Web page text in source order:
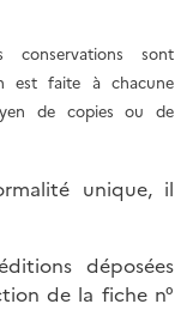
sont
est faite à chacune
de copies ou de
unique, il
déposées
de la fiche n°